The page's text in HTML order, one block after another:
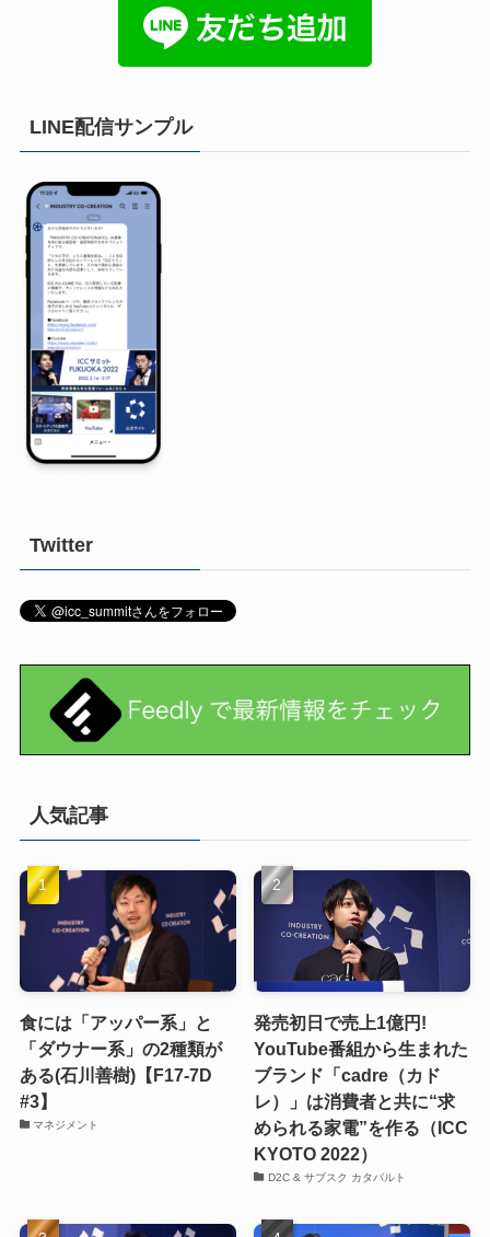
LINE配信サンプル
Twitter
人気記事
食には「アッパー系」と
「ダウナー系」の2種類が
ある(石川善樹)【F17-7D
#3】
マネジメント
発売初日で売上1億円!
YouTube番組から生まれた
ブランド「cadre（カド
レ）」は消費者と共に“求
められる家電”を作る（ICC
KYOTO 2022）
D2C & サブスク カタパルト